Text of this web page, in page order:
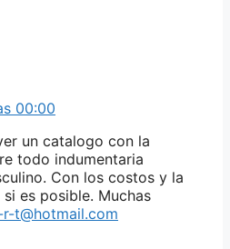
00:00
un catalogo con la
todo indumentaria
Con los costos y la
es posible. Muchas
t@hotmail.com